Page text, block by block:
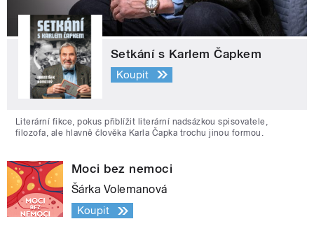
Setkání s Karlem Čapkem
Koupit
Literární fikce, pokus přiblížit literární nadsázkou spisovatele,
filozofa, ale hlavně člověka Karla Čapka trochu jinou formou.
Moci bez nemoci
Šárka Volemanová
Koupit